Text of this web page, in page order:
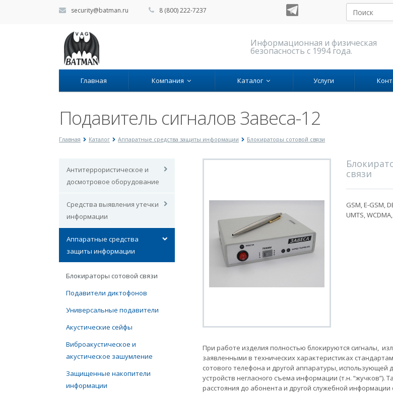
security@batman.ru 8 (800) 222-7237
Информационная и физическая
безопасность с 1994 года.
Главная Компания Каталог Услуги
Подавитель сигналов Завеса-12
Главная Каталог Аппаратные средства защиты информации Блокираторы сотовой связи
Антитеррористическое и
досмотровое оборудование
Средства выявления утечки
информации
Аппаратные средства
защиты информации
Блокираторы сотовой связи
Подавители диктофонов
Универсальные подавители
Акустические сейфы
Виброакустическое и
акустическое зашумление
Защищенные накопители
информации
связи
GSM, E-GSM,
UMTS,
При работе изделия полностью блокируются сигналы,
заявленными в технических характеристиках
сотового телефона и другой аппаратуры,
устройств негласного съема информации (т.н.
расстояния до абонента и другой служебной